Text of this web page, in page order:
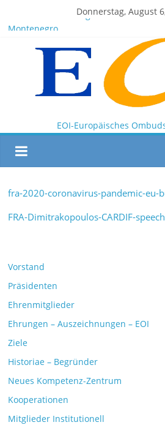
Donnerstag, August
EOI-BOARD Meeting 04-2025
Montenegro
EOI – General ASSEMBLY 2025 10 28
President Milkov participated in the
Artificial Intelligence and Human Rights
EOI-Europäisches
fra-2020-coronavirus-pandemic-eu-
FRA-Dimitrakopoulos-CARDIF-speech
Vorstand
Präsidenten
Ehrenmitglieder
Ehrungen – Auszeichnungen – EOI
Ziele
Historiae – Begründer
Neues Kompetenz-Zentrum
Kooperationen
Mitglieder Institutionell